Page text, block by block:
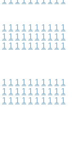
1 1 1 1 1 1 1 1 1 1
1 1 1 1 1 1 1 1 1 1
1 1 1 1 1 1 1 1 1 1
1 1 1 1 1 1 1 1 1 1
1 1 1 1 1 1 1 1 1 1
1 1 1 1 1 1 1 1 1 1